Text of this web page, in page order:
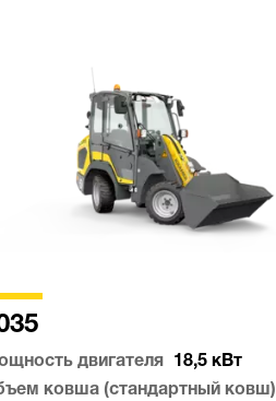
двигателя 18,5 кВт
ковша (стандартный ковш)